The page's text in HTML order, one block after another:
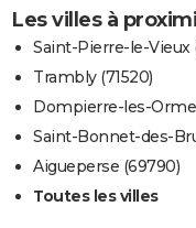
Les villes à
Saint-Pierre-le-Vieux
Trambly (71520)
Dompierre-les-
Saint-Bonnet-des-
Aigueperse (69790)
Toutes les villes